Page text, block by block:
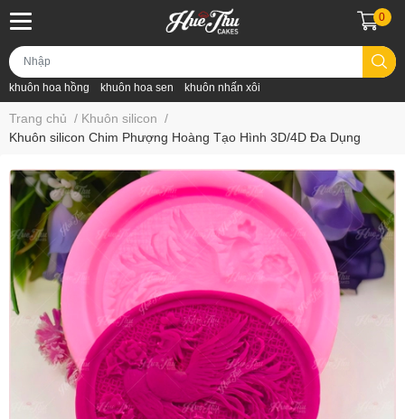
khuôn hoa hồng khuôn hoa sen khuôn nhấn xôi
0
Trang chủ / Khuôn silicon /
Khuôn silicon Chim Phượng Hoàng Tạo Hình 3D/4D Đa Dụng